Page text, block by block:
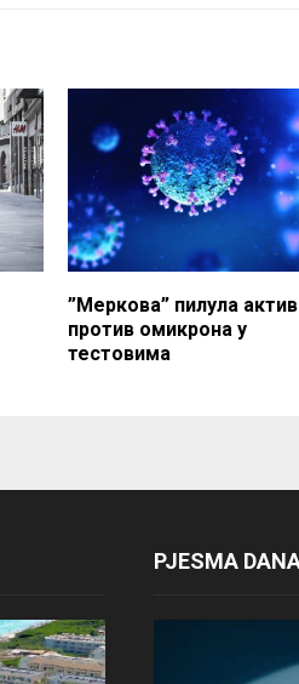
”Меркова” пилула
против омикрона у
тестовима
PJESMA